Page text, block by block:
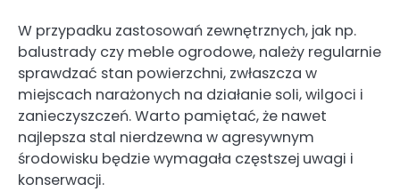
W przypadku zastosowań zewnętrznych, jak np.
balustrady czy meble ogrodowe, należy regularnie
sprawdzać stan powierzchni, zwłaszcza w
miejscach narażonych na działanie soli, wilgoci i
zanieczyszczeń. Warto pamiętać, że nawet
najlepsza stal nierdzewna w agresywnym
środowisku będzie wymagała częstszej uwagi i
konserwacji.